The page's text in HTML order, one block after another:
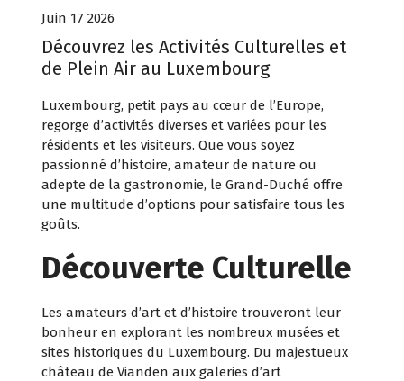
Juin 17 2026
Découvrez les Activités Culturelles et
de Plein Air au Luxembourg
Luxembourg, petit pays au cœur de l’Europe,
regorge d’activités diverses et variées pour les
résidents et les visiteurs. Que vous soyez
passionné d’histoire, amateur de nature ou
adepte de la gastronomie, le Grand-Duché offre
une multitude d’options pour satisfaire tous les
goûts.
Découverte Culturelle
Les amateurs d’art et d’histoire trouveront leur
bonheur en explorant les nombreux musées et
sites historiques du Luxembourg. Du majestueux
château de Vianden aux galeries d’art